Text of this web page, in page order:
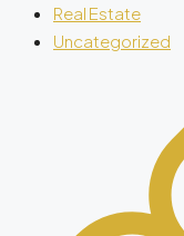
Real Estate
Uncategorized